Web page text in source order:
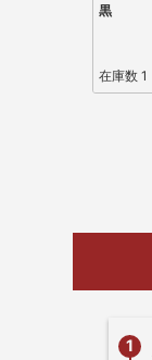
黒
在庫数 1